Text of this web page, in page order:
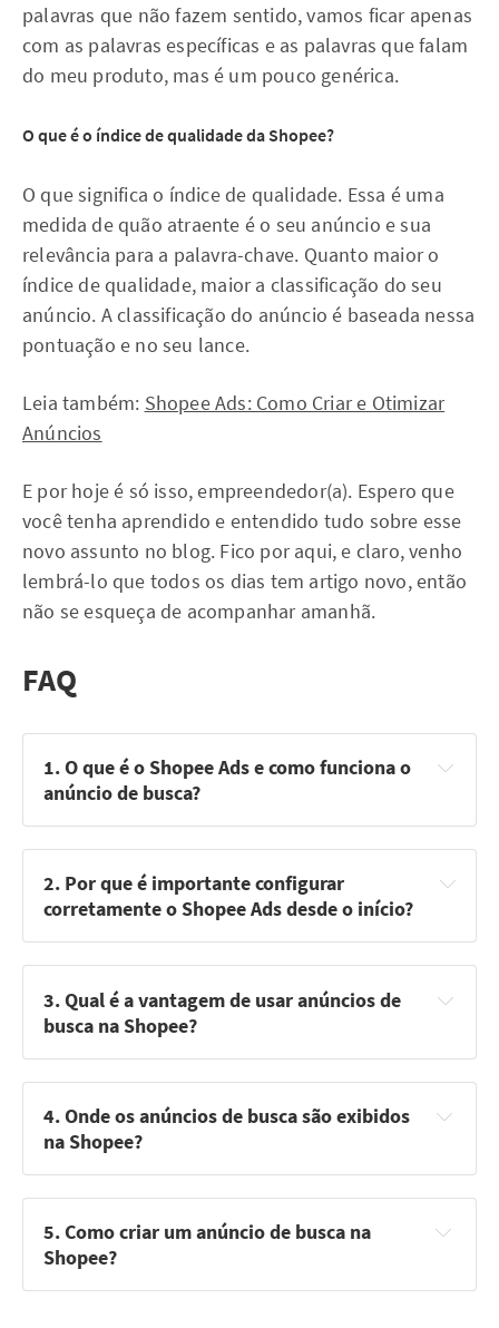
palavras que não fazem sentido, vamos ficar apenas
com as palavras específicas e as palavras que falam
do meu produto, mas é um pouco genérica.
O que é o índice de qualidade da Shopee?
O que significa o índice de qualidade. Essa é uma
medida de quão atraente é o seu anúncio e sua
relevância para a palavra-chave. Quanto maior o
índice de qualidade, maior a classificação do seu
anúncio. A classificação do anúncio é baseada nessa
pontuação e no seu lance.
Leia também: Shopee Ads: Como Criar e Otimizar
Anúncios
E por hoje é só isso, empreendedor(a). Espero que
você tenha aprendido e entendido tudo sobre esse
novo assunto no blog. Fico por aqui, e claro, venho
lembrá-lo que todos os dias tem artigo novo, então
não se esqueça de acompanhar amanhã.
FAQ
1. O que é o Shopee Ads e como funciona o
anúncio de busca?
2. Por que é importante configurar
corretamente o Shopee Ads desde o início?
3. Qual é a vantagem de usar anúncios de
busca na Shopee?
Exposição Relevante: Seus produtos aparecem em
posições de destaque nos resultados de busca.
Controle: Você decide onde seus anúncios aparecem e
quanto deseja investir.
Alcance Ampliado: Alcança compradores que estão
procurando por produtos relacionados ao seu.
4. Onde os anúncios de busca são exibidos
na Shopee?
Versão Desktop: Os 5 primeiros e os últimos 5
anúncios de cada página de resultados.
Versão Mobile: Os 2 primeiros anúncios na página de
resultados e 1 anúncio a cada 4 produtos.
5. Como criar um anúncio de busca na
Shopee?
Acesse a Central do Vendedor e clique em "Ads".